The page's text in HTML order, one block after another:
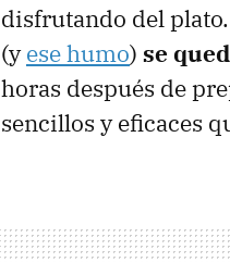
disfrutando del
(yese humo) se
horas después de
sencillos y eficaces